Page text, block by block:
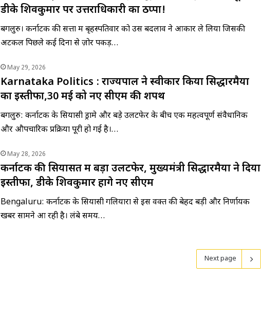
डीके शिवकुमार पर उत्तराधिकारी का ठप्पा!
बेंगलुरु। कर्नाटक की सत्ता में बृहस्पतिवार को उस बदलाव ने आकार ले लिया जिसकी
अटकलें पिछले कई दिनों से ज़ोर पकड़…
May 29, 2026
Karnataka Politics : राज्यपाल ने स्वीकार किया सिद्धारमैया
का इस्तीफा,30 मई को नए सीएम की शपथ
बेंगलुरु: कर्नाटक के सियासी ड्रामे और बड़े उलटफेर के बीच एक महत्वपूर्ण संवैधानिक
और औपचारिक प्रक्रिया पूरी हो गई है।…
May 28, 2026
कर्नाटक की सियासत में बड़ा उलटफेर, मुख्यमंत्री सिद्धारमैया ने दिया
इस्तीफा, डीके शिवकुमार होंगे नए सीएम
Bengaluru: कर्नाटक के सियासी गलियारों से इस वक्त की बेहद बड़ी और निर्णायक
खबर सामने आ रही है। लंबे समय…
Next page